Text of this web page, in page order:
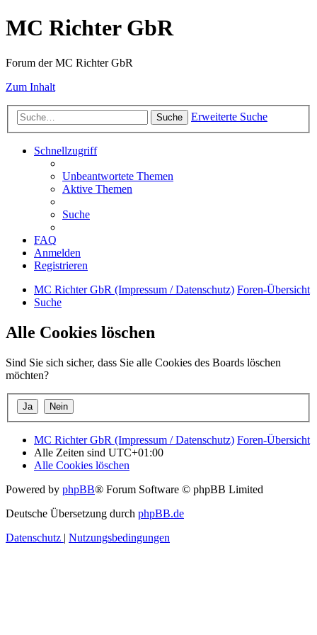
MC Richter GbR
Forum der MC Richter GbR
Zum Inhalt
Suche Erweiterte Suche
Schnellzugriff
Unbeantwortete Themen
Aktive Themen
Suche
FAQ
Anmelden
Registrieren
MC Richter GbR (Impressum / Datenschutz) Foren-Übersicht
Suche
Alle Cookies löschen
Sind Sie sich sicher, dass Sie alle Cookies des Boards löschen
möchten?
MC Richter GbR (Impressum / Datenschutz) Foren-Übersicht
Alle Zeiten sind UTC+01:00
Alle Cookies löschen
Powered by phpBB® Forum Software © phpBB Limited
Deutsche Übersetzung durch phpBB.de
Datenschutz | Nutzungsbedingungen